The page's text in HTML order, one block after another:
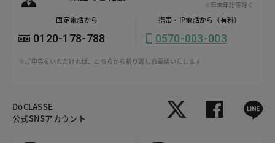
※年末年始等除く
固定電話から
0120-178-788
携帯・IP電話から（有料）
0570-003-003
※ご申告をいただければ、こちらから折り返しお電話いたします
DoCLASSE
公式SNSアカウント